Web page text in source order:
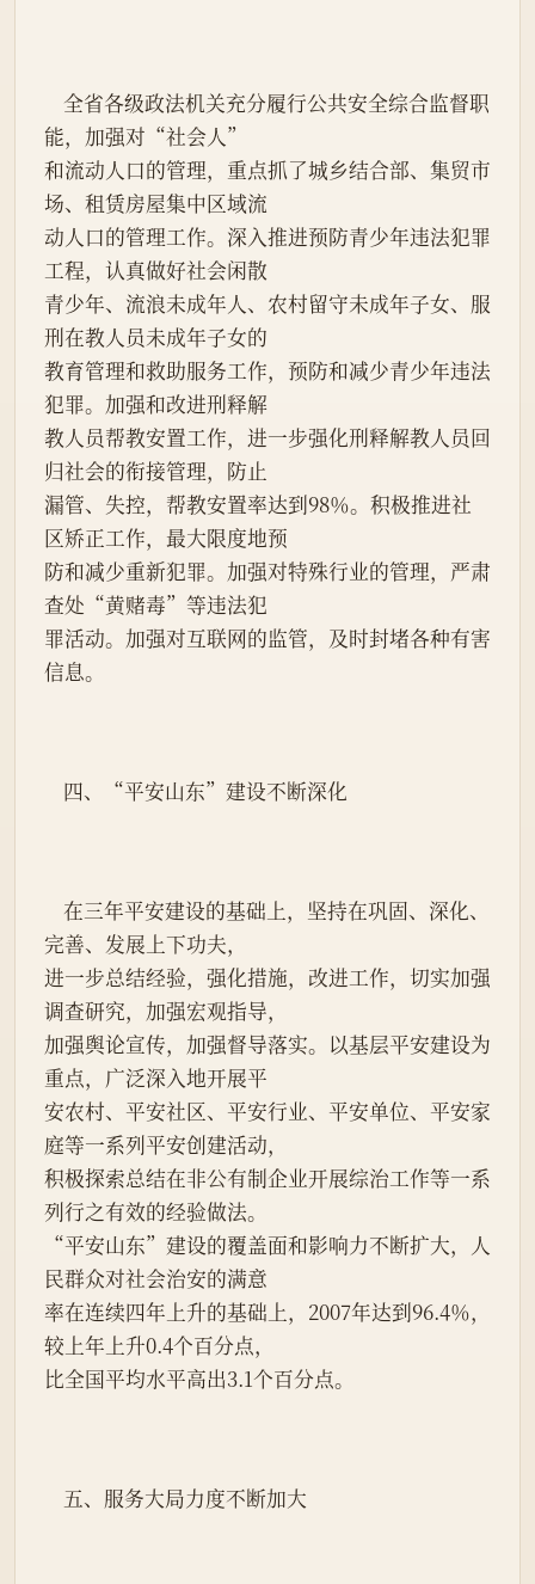
能，加强对“社会人”
和流动人口的管理，重点抓了城乡结合部、集贸市
场、租赁房屋集中区域流
动人口的管理工作。深入推进预防青少年违法犯罪
工程，认真做好社会闲散
青少年、流浪未成年人、农村留守未成年子女、服
刑在教人员未成年子女的
教育管理和救助服务工作，预防和减少青少年违法
犯罪。加强和改进刑释解
教人员帮教安置工作，进一步强化刑释解教人员回
归社会的衔接管理，防止
漏管、失控，帮教安置率达到98％。积极推进社
区矫正工作，最大限度地预
防和减少重新犯罪。加强对特殊行业的管理，严肃
查处“黄赌毒”等违法犯
罪活动。加强对互联网的监管，及时封堵各种有害
信息。
    四、“平安山东”建设不断深化
完善、发展上下功夫，
进一步总结经验，强化措施，改进工作，切实加强
调查研究，加强宏观指导，
加强舆论宣传，加强督导落实。以基层平安建设为
重点，广泛深入地开展平
安农村、平安社区、平安行业、平安单位、平安家
庭等一系列平安创建活动，
积极探索总结在非公有制企业开展综治工作等一系
列行之有效的经验做法。
“平安山东”建设的覆盖面和影响力不断扩大，人
民群众对社会治安的满意
率在连续四年上升的基础上，2007年达到96.4％，
较上年上升0.4个百分点，
比全国平均水平高出3.1个百分点。
    五、服务大局力度不断加大